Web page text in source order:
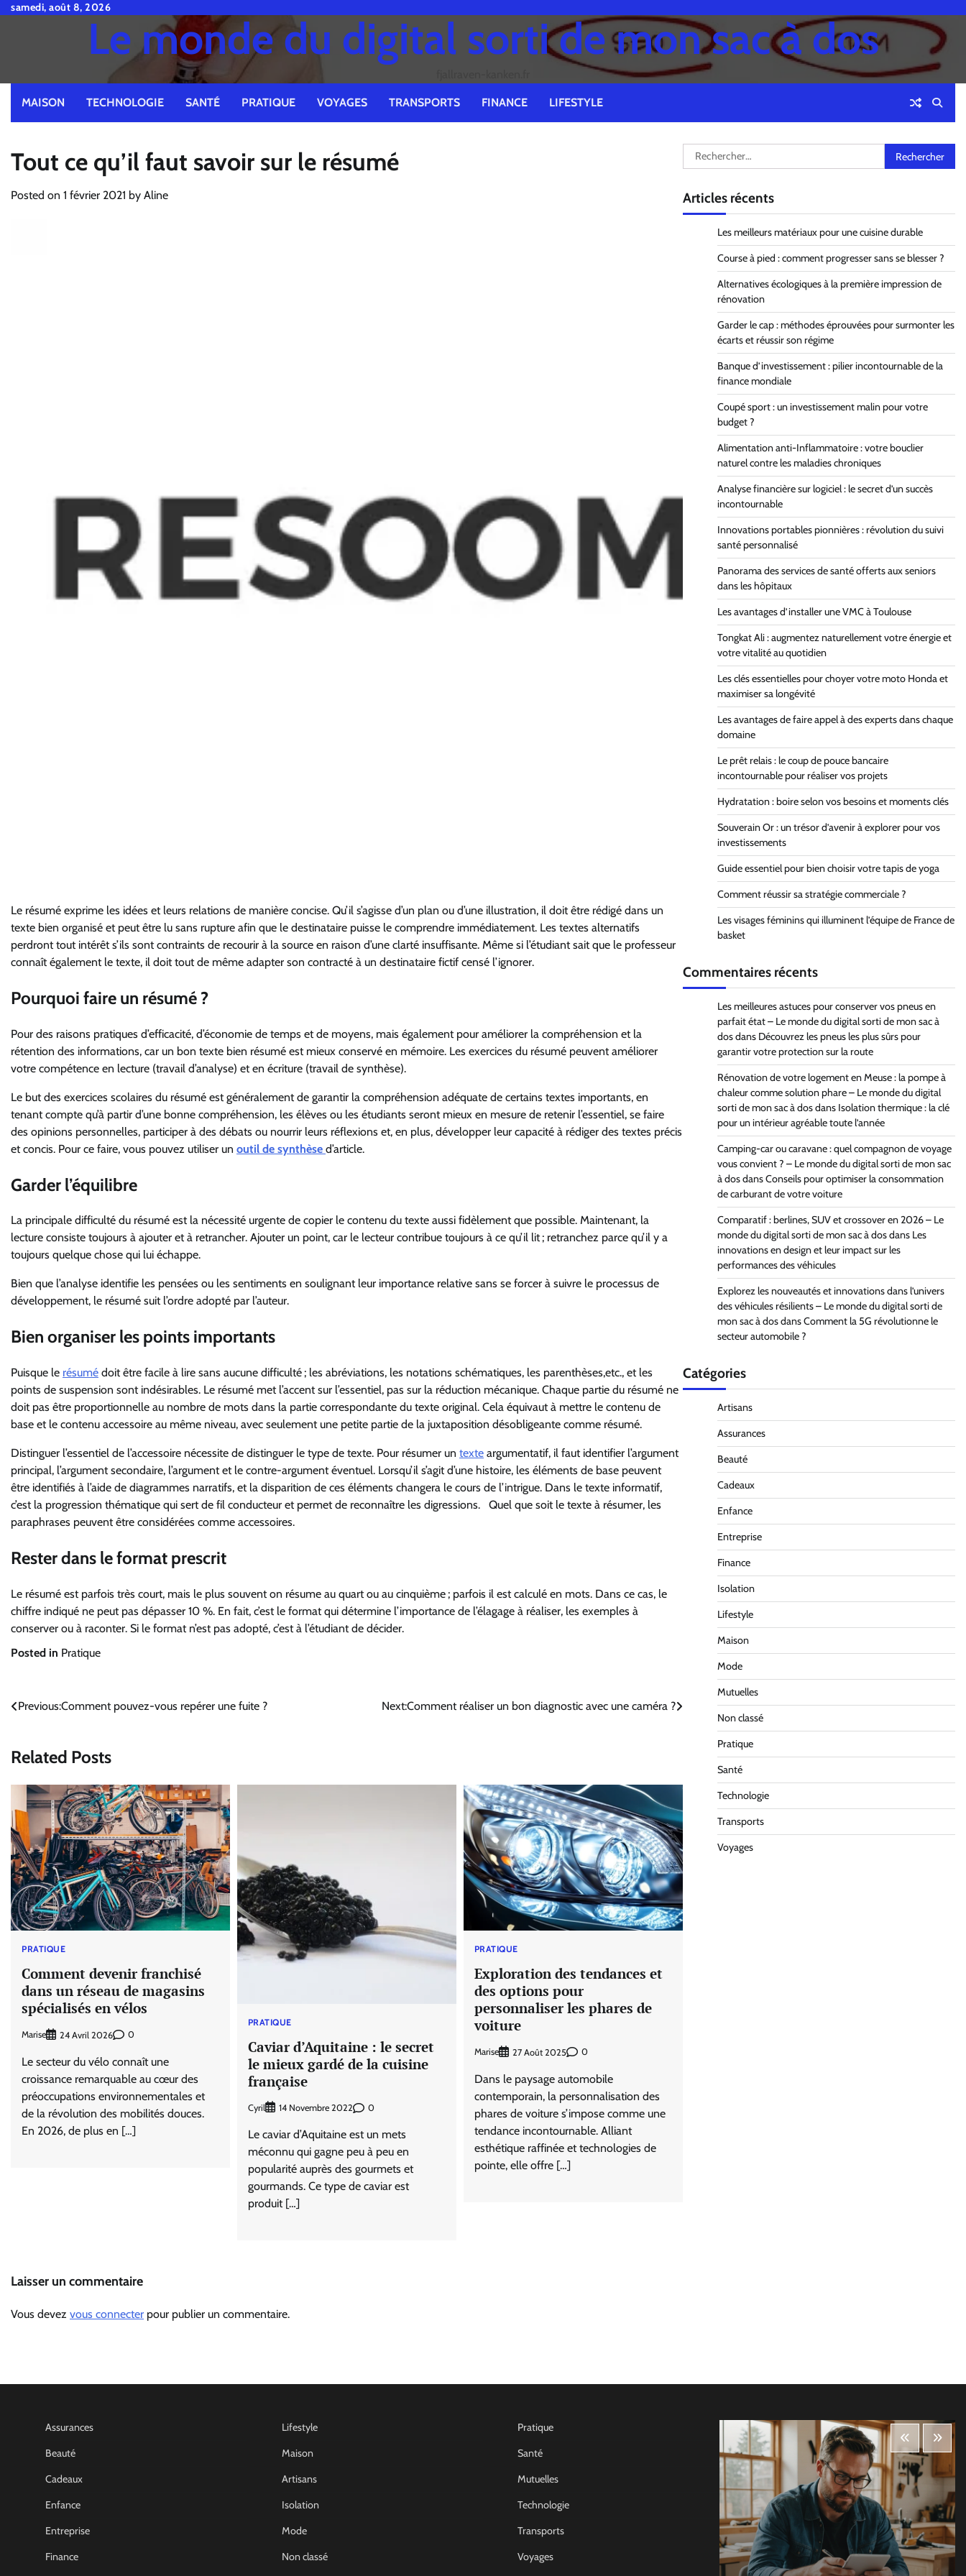
Skipsamedi, août 8, 2026
Le monde du digital sorti de mon sac à dos
MAISON TECHNOLOGIE SANTÉ PRATIQUE VOYAGES TRANSPORTS FINANCE LIFESTYLE
Tout ce qu’il faut savoir sur le résumé
Posted on 1 février 2021 by Aline
Le résumé exprime les idées et leurs relations de manière concise. Qu’il s’agisse d’un plan ou d’une illustration, il doit être rédigé dans un
texte bien organisé et peut être lu sans rupture afin que le destinataire puisse le comprendre immédiatement. Les textes alternatifs
perdront tout intérêt s’ils sont contraints de recourir à la source en raison d’une clarté insuffisante. Même si l’étudiant sait que le professeur
connaît également le texte, il doit tout de même adapter son contracté à un destinataire fictif censé l’ignorer.
Pourquoi faire un résumé ?
Pour des raisons pratiques d’efficacité, d’économie de temps et de moyens, mais également pour améliorer la compréhension et la
rétention des informations, car un bon texte bien résumé est mieux conservé en mémoire. Les exercices du résumé peuvent améliorer
votre compétence en lecture (travail d’analyse) et en écriture (travail de synthèse).
Le but des exercices scolaires du résumé est généralement de garantir la compréhension adéquate de certains textes importants, en
tenant compte qu’à partir d’une bonne compréhension, les élèves ou les étudiants seront mieux en mesure de retenir l’essentiel, se faire
des opinions personnelles, participer à des débats ou nourrir leurs réflexions et, en plus, développer leur capacité à rédiger des textes précis
et concis. Pour ce faire, vous pouvez utiliser un outil de synthèse d’article.
Garder l’équilibre
La principale difficulté du résumé est la nécessité urgente de copier le contenu du texte aussi fidèlement que possible. Maintenant, la
lecture consiste toujours à ajouter et à retrancher. Ajouter un point, car le lecteur contribue toujours à ce qu’il lit ; retranchez parce qu’il y a
toujours quelque chose qui lui échappe.
Bien que l’analyse identifie les pensées ou les sentiments en soulignant leur importance relative sans se forcer à suivre le processus de
développement, le résumé suit l’ordre adopté par l’auteur.
Bien organiser les points importants
Puisque le résumé doit être facile à lire sans aucune difficulté ; les abréviations, les notations schématiques, les parenthèses,etc., et les
points de suspension sont indésirables. Le résumé met l’accent sur l’essentiel, pas sur la réduction mécanique. Chaque partie du résumé ne
doit pas être proportionnelle au nombre de mots dans la partie correspondante du texte original. Cela équivaut à mettre le contenu de
base et le contenu accessoire au même niveau, avec seulement une petite partie de la juxtaposition désobligeante comme résumé.
Distinguer l’essentiel de l’accessoire nécessite de distinguer le type de texte. Pour résumer un texte argumentatif, il faut identifier l’argument
principal, l’argument secondaire, l’argument et le contre-argument éventuel. Lorsqu’il s’agit d’une histoire, les éléments de base peuvent
être identifiés à l’aide de diagrammes narratifs, et la disparition de ces éléments changera le cours de l’intrigue. Dans le texte informatif,
c’est la progression thématique qui sert de fil conducteur et permet de reconnaître les digressions. Quel que soit le texte à résumer, les
paraphrases peuvent être considérées comme accessoires.
Rester dans le format prescrit
Le résumé est parfois très court, mais le plus souvent on résume au quart ou au cinquième ; parfois il est calculé en mots. Dans ce cas, le
chiffre indiqué ne peut pas dépasser 10 %. En fait, c’est le format qui détermine l’importance de l’élagage à réaliser, les exemples à
conserver ou à raconter. Si le format n’est pas adopté, c’est à l’étudiant de décider.
Posted in Pratique
Navigation
l’article
Previous:Comment pouvez-vous repérer une fuite ? Next:Comment réaliser un bon diagnostic avec une caméra ?
Related Posts
PRATIQUE
Comment devenir franchisé
dans un réseau de magasins
spécialisés en vélos
Marise 24 Avril 2026 0
Le secteur du vélo connaît une
croissance remarquable au cœur des
préoccupations environnementales et
de la révolution des mobilités douces.
En 2026, de plus en […]
PRATIQUE
Caviar d’Aquitaine : le secret
le mieux gardé de la cuisine
française
Cyril 14 Novembre 2022 0
Le caviar d’Aquitaine est un mets
méconnu qui gagne peu à peu en
popularité auprès des gourmets et
gourmands. Ce type de caviar est
produit […]
PRATIQUE
Exploration des tendances et
des options pour
personnaliser les phares de
voiture
Marise 27 Août 2025 0
Dans le paysage automobile
contemporain, la personnalisation des
phares de voiture s’impose comme une
tendance incontournable. Alliant
esthétique raffinée et technologies de
pointe, elle offre […]
Laisser un commentaire
Vous devez vous connecter pour publier un commentaire.
Rechercher :
Articles récents
Les meilleurs matériaux pour une cuisine durable
Course à pied : comment progresser sans se blesser ?
Alternatives écologiques à la première impression de
rénovation
Garder le cap : méthodes éprouvées pour surmonter les
écarts et réussir son régime
Banque d’investissement : pilier incontournable de la
finance mondiale
Coupé sport : un investissement malin pour votre
budget ?
Alimentation anti-Inflammatoire : votre bouclier
naturel contre les maladies chroniques
Analyse financière sur logiciel : le secret d’un succès
incontournable
Innovations portables pionnières : révolution du suivi
santé personnalisé
Panorama des services de santé offerts aux seniors
dans les hôpitaux
Les avantages d’installer une VMC à Toulouse
Tongkat Ali : augmentez naturellement votre énergie et
votre vitalité au quotidien
Les clés essentielles pour choyer votre moto Honda et
maximiser sa longévité
Les avantages de faire appel à des experts dans chaque
domaine
Le prêt relais : le coup de pouce bancaire
incontournable pour réaliser vos projets
Hydratation : boire selon vos besoins et moments clés
Souverain Or : un trésor d’avenir à explorer pour vos
investissements
Guide essentiel pour bien choisir votre tapis de yoga
Comment réussir sa stratégie commerciale ?
Les visages féminins qui illuminent l’équipe de France de
basket
Commentaires récents
Les meilleures astuces pour conserver vos pneus en
parfait état – Le monde du digital sorti de mon sac à
dosdans Découvrez les pneus les plus sûrs pour
garantir votre protection sur la route
Rénovation de votre logement en Meuse : la pompe à
chaleur comme solution phare – Le monde du digital
sorti de mon sac à dosdans Isolation thermique : la clé
pour un intérieur agréable toute l’année
Camping-car ou caravane : quel compagnon de voyage
vous convient ? – Le monde du digital sorti de mon sac
à dosdansConseils pour optimiser la consommation
de carburant de votre voiture
Comparatif : berlines, SUV et crossover en 2026 – Le
monde du digital sorti de mon sac à dosdans Les
innovations en design et leur impact sur les
performances des véhicules
Explorez les nouveautés et innovations dans l’univers
des véhicules résilients – Le monde du digital sorti de
mon sac à dosdansComment la 5G révolutionne le
secteur automobile ?
Catégories
Artisans
Assurances
Beauté
Cadeaux
Enfance
Entreprise
Finance
Isolation
Lifestyle
Maison
Mode
Mutuelles
Non classé
Pratique
Santé
Technologie
Transports
Voyages
Assurances
Beauté
Cadeaux
Enfance
Entreprise
Finance
Lifestyle
Maison
Artisans
Isolation
Mode
Non classé
Pratique
Santé
Mutuelles
Technologie
Transports
Voyages